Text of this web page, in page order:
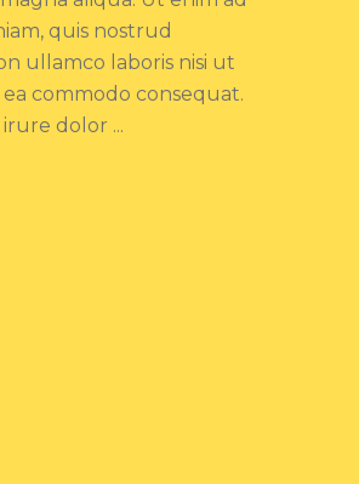
quis nostrud
ullamco laboris nisi ut
commodo consequat.
irure dolor